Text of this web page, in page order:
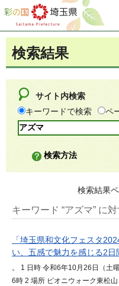
彩の国 埼玉県
検索結果
サイト内検索
キーワードで検索
ペ
検索方法
検索結果
キーワード “アズマ” に
「埼玉県和文化フェスタ
い、五感で魅力を感じる2日
。 1 日時 令和6年10月26日（土
6時 2 場所 ピオニウォーク東松